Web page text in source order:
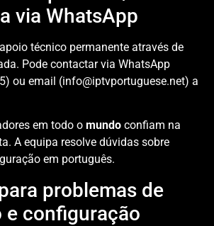
via WhatsApp
técnico permanente através de
Pode contactar via WhatsApp
ou email (info@iptvportuguese.net) a
em todo o mundo confiam na
A equipa resolve dúvidas sobre
em português.
problemas de
e configuração